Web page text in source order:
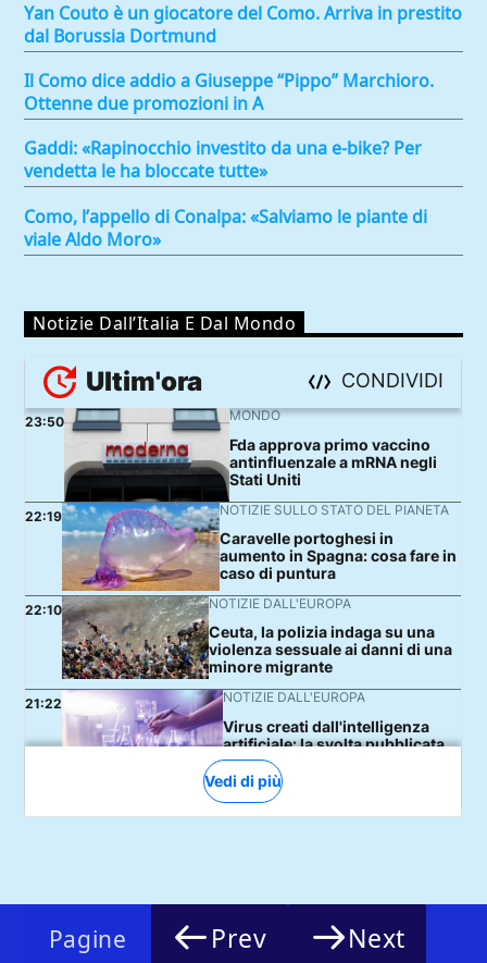
Yan Couto è un giocatore del Como. Arriva in prestito
dal Borussia Dortmund
Il Como dice addio a Giuseppe “Pippo” Marchioro.
Ottenne due promozioni in A
Gaddi: «Rapinocchio investito da una e-bike? Per
vendetta le ha bloccate tutte»
Como, l’appello di Conalpa: «Salviamo le piante di
viale Aldo Moro»
Notizie Dall’Italia E Dal Mondo
Pagine Prev Next